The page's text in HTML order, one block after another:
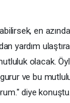
en
yardım
olacak.
gurur ve bu
diye konuştu.